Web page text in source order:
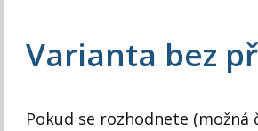
Varianta bez
Pokud se rozhodnete (možná